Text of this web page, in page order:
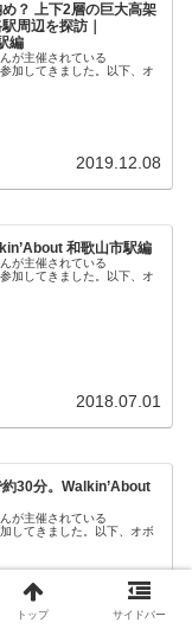
？ 上下2層の巨大高架
周辺を探訪｜
編
が主催されている
加してきました。以下、オ
2019.12.08
和歌山市駅編
が主催されている
加してきました。以下、オ
2018.07.01
30分。Walkin’About
が主催されている
してきました。以下、オボ
トップ サイドバー